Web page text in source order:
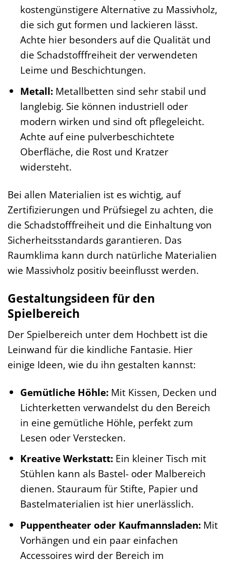
kostengünstigere Alternative zu Massivholz,
die sich gut formen und lackieren lässt.
Achte hier besonders auf die Qualität und
die Schadstofffreiheit der verwendeten
Leime und Beschichtungen.
Metall: Metallbetten sind sehr stabil und
langlebig. Sie können industriell oder
modern wirken und sind oft pflegeleicht.
Achte auf eine pulverbeschichtete
Oberfläche, die Rost und Kratzer
widersteht.
Bei allen Materialien ist es wichtig, auf
Zertifizierungen und Prüfsiegel zu achten, die
die Schadstofffreiheit und die Einhaltung von
Sicherheitsstandards garantieren. Das
Raumklima kann durch natürliche Materialien
wie Massivholz positiv beeinflusst werden.
Gestaltungsideen für den
Spielbereich
Der Spielbereich unter dem Hochbett ist die
Leinwand für die kindliche Fantasie. Hier
einige Ideen, wie du ihn gestalten kannst:
Gemütliche Höhle: Mit Kissen, Decken und
Lichterketten verwandelst du den Bereich
in eine gemütliche Höhle, perfekt zum
Lesen oder Verstecken.
Kreative Werkstatt: Ein kleiner Tisch mit
Stühlen kann als Bastel- oder Malbereich
dienen. Stauraum für Stifte, Papier und
Bastelmaterialien ist hier unerlässlich.
Puppentheater oder Kaufmannsladen: Mit
Vorhängen und ein paar einfachen
Accessoires wird der Bereich im